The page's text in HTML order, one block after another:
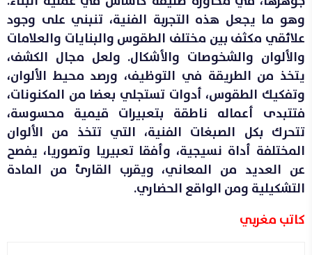
وهو ما يجعل هذه التجربة الفنية، تنبني على وجود
علائقي مكثف بين مختلف الطقوس والبنايات والعلامات
والألوان والشخوصات والأشكال. ولعل مجال الكشف،
يتخذ من الطريقة في التوظيف، ورصد محيط الألوان،
وتفكيك الطقوس، أدوات تستجلي بعضا من المكنونات،
فتتبدى أعماله ناطقة بتعبيرات قيمية محسوسة،
تتحرك بكل الصبغات الفنية، التي تتخذ من الألوان
المختلفة أداة نسيجية، وأفقا تعبيريا وتصوريا، يفصح
عن العديد من المعاني، ويقرب القارئ من المادة
التشكيلية ومن الواقع الحضاري.
كاتب مغربي